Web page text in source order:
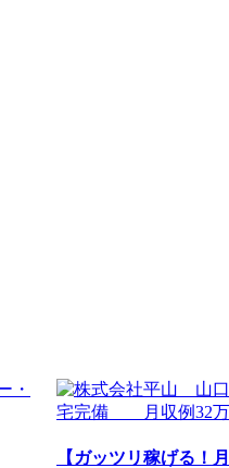
【ガッツリ稼げる！